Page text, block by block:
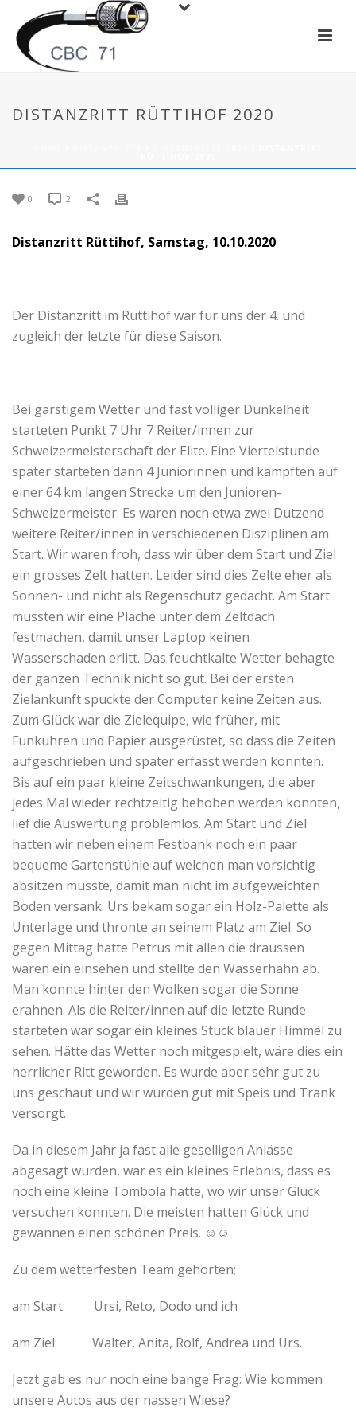
DISTANZRITT RÜTTIHOF 2020
0 2
Distanzritt Rüttihof, Samstag, 10.10.2020
Der Distanzritt im Rüttihof war für uns der 4. und
zugleich der letzte für diese Saison.
Bei garstigem Wetter und fast völliger Dunkelheit
starteten Punkt 7 Uhr 7 Reiter/innen zur
Schweizermeisterschaft der Elite. Eine Viertelstunde
später starteten dann 4 Juniorinnen und kämpften auf
einer 64 km langen Strecke um den Junioren-
Schweizermeister. Es waren noch etwa zwei Dutzend
weitere Reiter/innen in verschiedenen Disziplinen am
Start. Wir waren froh, dass wir über dem Start und Ziel
ein grosses Zelt hatten. Leider sind dies Zelte eher als
Sonnen- und nicht als Regenschutz gedacht. Am Start
mussten wir eine Plache unter dem Zeltdach
festmachen, damit unser Laptop keinen
Wasserschaden erlitt. Das feuchtkalte Wetter behagte
der ganzen Technik nicht so gut. Bei der ersten
Zielankunft spuckte der Computer keine Zeiten aus.
Zum Glück war die Zielequipe, wie früher, mit
Funkuhren und Papier ausgerüstet, so dass die Zeiten
aufgeschrieben und später erfasst werden konnten.
Bis auf ein paar kleine Zeitschwankungen, die aber
jedes Mal wieder rechtzeitig behoben werden konnten,
lief die Auswertung problemlos. Am Start und Ziel
hatten wir neben einem Festbank noch ein paar
bequeme Gartenstühle auf welchen man vorsichtig
absitzen musste, damit man nicht im aufgeweichten
Boden versank. Urs bekam sogar ein Holz-Palette als
Unterlage und thronte an seinem Platz am Ziel. So
gegen Mittag hatte Petrus mit allen die draussen
waren ein einsehen und stellte den Wasserhahn ab.
Man konnte hinter den Wolken sogar die Sonne
erahnen. Als die Reiter/innen auf die letzte Runde
starteten war sogar ein kleines Stück blauer Himmel zu
sehen. Hätte das Wetter noch mitgespielt, wäre dies ein
herrlicher Ritt geworden. Es wurde aber sehr gut zu
uns geschaut und wir wurden gut mit Speis und Trank
versorgt.
Da in diesem Jahr ja fast alle geselligen Anlässe
abgesagt wurden, war es ein kleines Erlebnis, dass es
noch eine kleine Tombola hatte, wo wir unser Glück
versuchen konnten. Die meisten hatten Glück und
gewannen einen schönen Preis. ☺☺
Zu dem wetterfesten Team gehörten;
am Start: Ursi, Reto, Dodo und ich
am Ziel: Walter, Anita, Rolf, Andrea und Urs.
Jetzt gab es nur noch eine bange Frag: Wie kommen
unsere Autos aus der nassen Wiese?